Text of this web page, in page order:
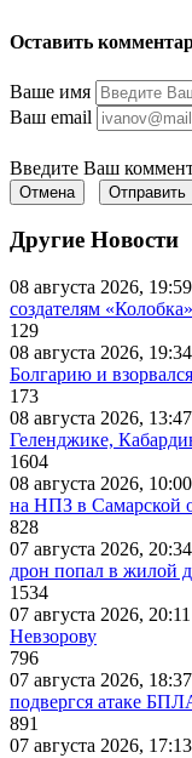
Оставить
Ваше имя
Ваш email
Введите Ваш
Отмена Отправить
Другие Новости
08 августа 2026, 19:59
создателям «Колобка»
129
08 августа 2026, 19:34
Болгарию и
173
08 августа 2026, 13:47
Геленджике,
1604
08 августа 2026, 10:00
на НПЗ в Самарской
828
07 августа 2026, 20:34
дрон попал в жилой
1534
07 августа 2026, 20:11
Невзорову
796
07 августа 2026, 18:37
подвергся атаке
891
07 августа 2026, 17:13